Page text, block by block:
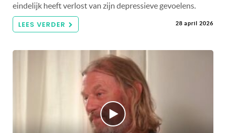
eindelijk heeft verlost van zijn depressieve gevoelens.
LEES VERDER 28 april 2026